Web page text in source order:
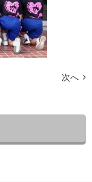
次へ